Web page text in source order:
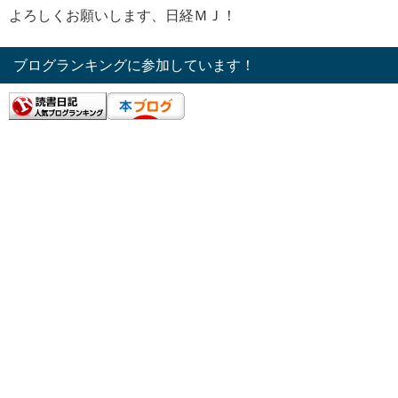
よろしくお願いします、日経ＭＪ！
ブログランキングに参加しています！